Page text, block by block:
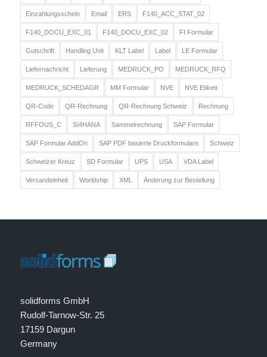
Einzahlungsschein Email ERS F140_ACC_STAT_02
F140_DOCU_EXC_01 F140_DOCU_EXC_02 FI Formular
Gutschrift Handling Unit KLT Label Label LE Formular
Liefernachricht Lieferung MEDRUCK_PO MEDRUCK_RFQ
MEDRUCK_SCHEDAGR MM Formular NVE NVE Etikett
QR-Code QR-Rechnung QR-Rechnung Schweiz Rechnung
RFFOUS_C S/4HANA Sammelrechnung SAP Formular
SAP Formular AddOn SAP PDF basierte Druckformulare Schweiz
Schweizer Kreuz SD Formular UPS USA VDA Label
Versandeinheit Worldship XML Änderung zur Bestellung
solidforms GmbH
Rudolf-Tarnow-Str. 25
17159 Dargun
Germany